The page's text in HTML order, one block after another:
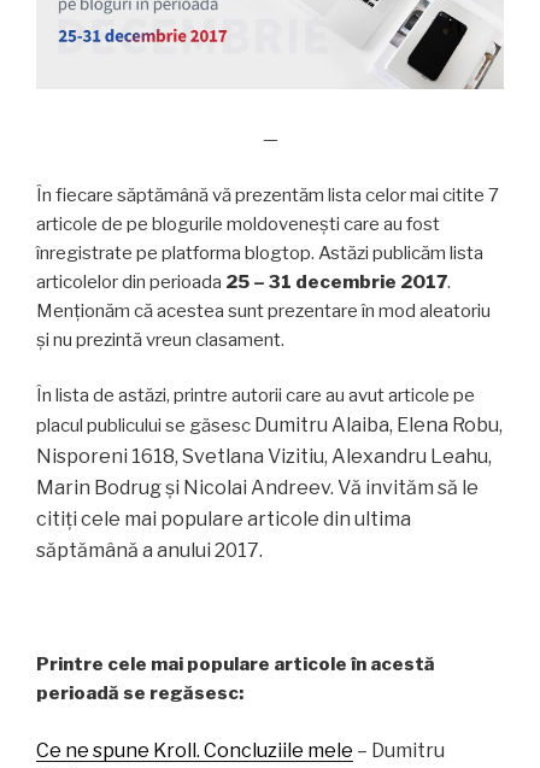
—
În fiecare săptămână vă prezentăm lista celor mai citite 7
articole de pe blogurile moldovenești care au fost
înregistrate pe platforma blogtop. Astăzi publicăm lista
articolelor din perioada 25 – 31 decembrie 2017.
Menționăm că acestea sunt prezentare în mod aleatoriu
și nu prezintă vreun clasament.
În lista de astăzi, printre autorii care au avut articole pe
placul publicului se găsesc Dumitru Alaiba, Elena Robu,
Nisporeni 1618, Svetlana Vizitiu, Alexandru Leahu,
Marin Bodrug și Nicolai Andreev. Vă invităm să le
citiți cele mai populare articole din ultima
săptămână a anului 2017.
Printre cele mai populare articole în acestă
perioadă se regăsesc:
Ce ne spune Kroll. Concluziile mele – Dumitru